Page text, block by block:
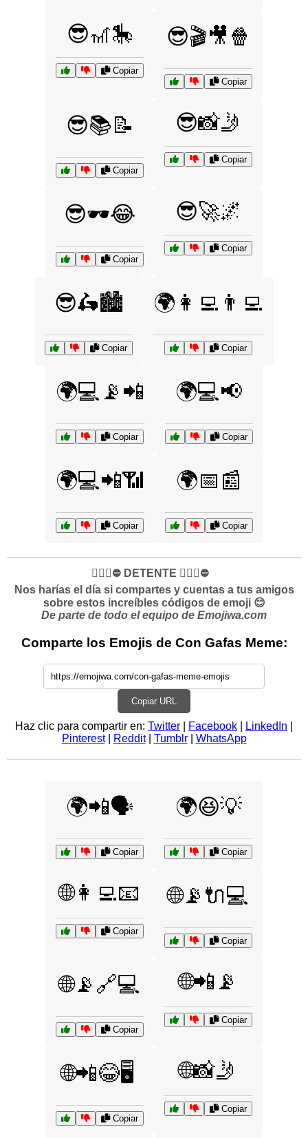
😎🎢🎠
Copiar
😎🎬🎥🍿
Copiar
😎📚📝
Copiar
😎📸🤳
Copiar
😎🕶️😂
Copiar
😎🚀🌌
Copiar
😎🛵🏙️
Copiar
🌍👩‍💻👨‍💻
Copiar
🌍💻📡📲
Copiar
🌍💻📢
Copiar
🌍💻📲📶
Copiar
🌍📅📰
Copiar
✋🏻🛑⛔️ DETENTE ✋🏻🛑⛔️
Nos harías el día si compartes y cuentas a tus amigos
sobre estos increíbles códigos de emoji 😊
De parte de todo el equipo de Emojiwa.com
Comparte los Emojis de Con Gafas Meme:
Copiar URL
Haz clic para compartir en: Twitter Facebook LinkedIn
Pinterest| Reddit| Tumblr| WhatsApp
🌍📲🗣️
Copiar
🌍😆💡
Copiar
🌐👩‍💻📧
Copiar
🌐📡🔌💻
Copiar
🌐📡🔗💻
Copiar
🌐📲📡
Copiar
🌐📲😂🖥️
Copiar
🌐📸🤳
Copiar